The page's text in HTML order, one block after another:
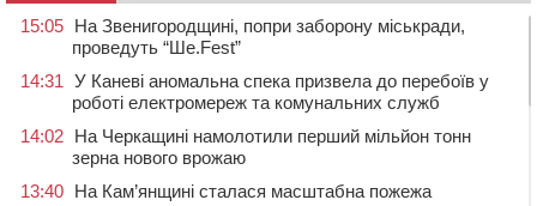
15:05 На Звенигородщині, попри заборону міськради,
проведуть “Ше.Fest”
14:31 У Каневі аномальна спека призвела до перебоїв у
роботі електромереж та комунальних служб
14:02 На Черкащині намолотили перший мільйон тонн
зерна нового врожаю
13:40 На Кам’янщині сталася масштабна пожежа